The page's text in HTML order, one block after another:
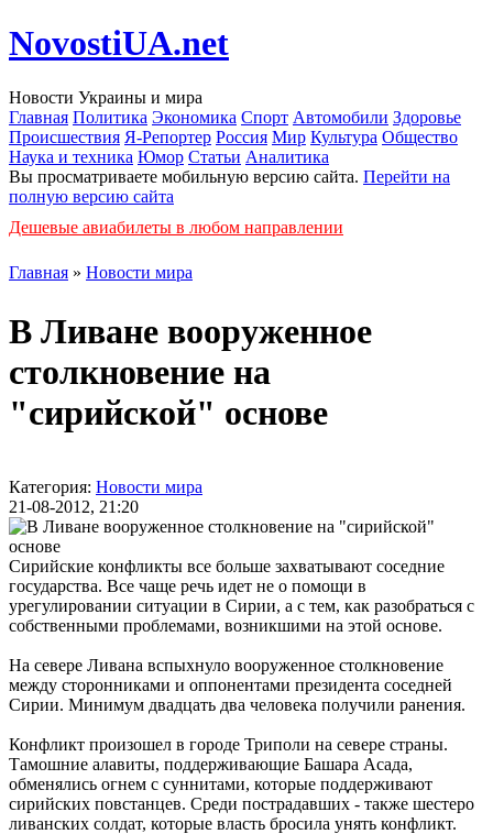
NovostiUA.net
Новости Украины и мира
Главная Политика Экономика Спорт Автомобили Здоровье
Происшествия Я-Репортер Россия Мир Культура Общество
Наука и техника Юмор Статьи Аналитика
Вы просматриваете мобильную версию сайта. Перейти на
полную версию сайта
Дешевые авиабилеты в любом направлении
Главная » Новости мира
В Ливане вооруженное
столкновение на
"сирийской" основе
Категория: Новости мира
21-08-2012, 21:20
Сирийские конфликты все больше захватывают соседние
государства. Все чаще речь идет не о помощи в
урегулировании ситуации в Сирии, а с тем, как разобраться с
собственными проблемами, возникшими на этой основе.
На севере Ливана вспыхнуло вооруженное столкновение
между сторонниками и оппонентами президента соседней
Сирии. Минимум двадцать два человека получили ранения.
Конфликт произошел в городе Триполи на севере страны.
Тамошние алавиты, поддерживающие Башара Асада,
обменялись огнем с суннитами, которые поддерживают
сирийских повстанцев. Среди пострадавших - также шестеро
ливанских солдат, которые власть бросила унять конфликт.